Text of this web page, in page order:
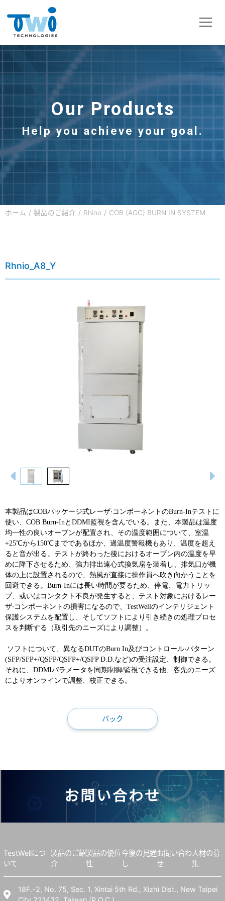
Our Products
Help you achieve your goal.
ホーム 製品のご紹介 Rhino COB (AOC) BURN IN SYSTEM
Rhnio_A8_Y
本製品はCOBパッケージ式レーザ‧コンポーネントのBurn-Inテストに
使い、 COB Burn-InとDDMI監視を含んでいる。また、本製品は温度
均一性の良いオーブンが配置され、その温度範囲について、室温
+25℃から150℃までであるほか、過温度警報機もあり、温度を超え
ると音が出る。テストが終わった後におけるオーブン内の温度を早
めに降下させるため、強力排出遠心式換気扇を装着し、排気口が機
体の上に設置されるので、熱風が直接に操作員へ吹き向かうことを
回避できる。 Burn-Inには長い時間が要るため、停電、電力トリッ
プ、或いはコンタクト不良が発生すると、テスト対象におけるレー
ザ‧コンポーネントの損害になるので、 TestWellのインテリジェント
保護システムを配置し、そしてソフトにより引き続きの処理プロセ
スを判断する（取引先のニーズにより調整）。
ソフトについて、異なるDUTのBurn In及びコントロール‧パターン
(SFP/SFP+/QSFP/QSFP+/QSFP D.D.など)の受注設定、制御できる。
それに、 DDMIパラメータを同期制御/監視できる他、客先のニーズ
によりオンラインで調整、校正できる。
バック
お問い合わせ
TestWellにつ
いて
製品のご紹
介
製品の優位
性
今後の見通
し
お問い合わ
せ
人材の募
集
18F.-2, No. 75, Sec. 1, Xintai 5th Rd., Xizhi Dist., New Taipei